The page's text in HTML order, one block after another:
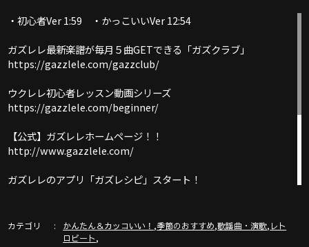
・初心者Ver 1:59 ・かっこいいVer 12:54
ガズレレ最新楽譜が毎月５曲GETできる「ガズクラブ」
https://gazzlele.com/gazzclub/
ウクレレ初心者レッスン動画シリーズ
https://gazzlele.com/beginner/
【公式】ガズレレホームページ！！
http://www.gazzlele.com/
ガズレレのアプリ「ガズレシピ」スタート！
ガズのわがままウクレレ
https://gazzlele.com/wagamamaukulele/
カテゴリ かんたん＆カッコいい！ ,季節のおすすめ,歌謡曲・演歌, レト
ロビート,